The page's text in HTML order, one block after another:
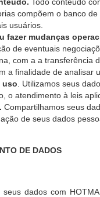
compõem o banco
usuários.
fazer mudanças
de eventuais
com a a transferência
a finalidade de analisar
uso . Utilizamos seus
o atendimento à leis
Compartilhamos seus
de seus dados
DE DADOS
seus dados com